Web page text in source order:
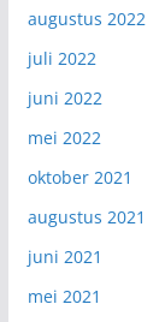
augustus 2022
juli 2022
juni 2022
mei 2022
oktober 2021
augustus 2021
juni 2021
mei 2021